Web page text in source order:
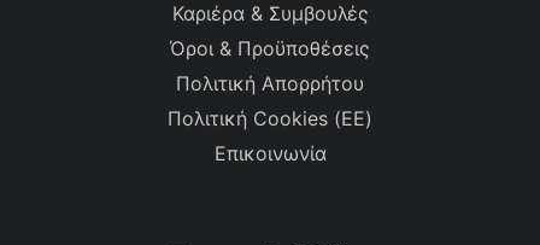
Καριέρα & Συμβουλές
Όροι & Προϋποθέσεις
Πολιτική Απορρήτου
Πολιτική Cookies (ΕΕ)
Επικοινωνία